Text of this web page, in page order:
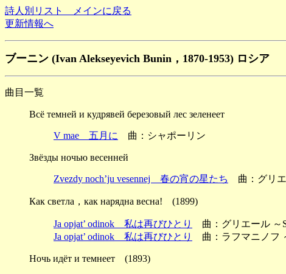
詩人別リスト メインに戻る
更新情報へ
ブーニン (Ivan Alekseyevich Bunin，1870-1953) ロシア
曲目一覧
Всё темней и кудрявей березовый лес зеленеет
V mae 五月に 曲：シャポーリン
Звёзды ночью весенней
Zvezdy noch’ju vesennej 春の宵の星たち 曲：グリエ
Как светла，как нарядна весна! (1899)
Ja opjat’ odinok 私は再びひとり
曲：グリエール ～
Ja opjat’ odinok 私は再びひとり
曲：ラフマニノフ
Ночь идёт и темнеет (1893)